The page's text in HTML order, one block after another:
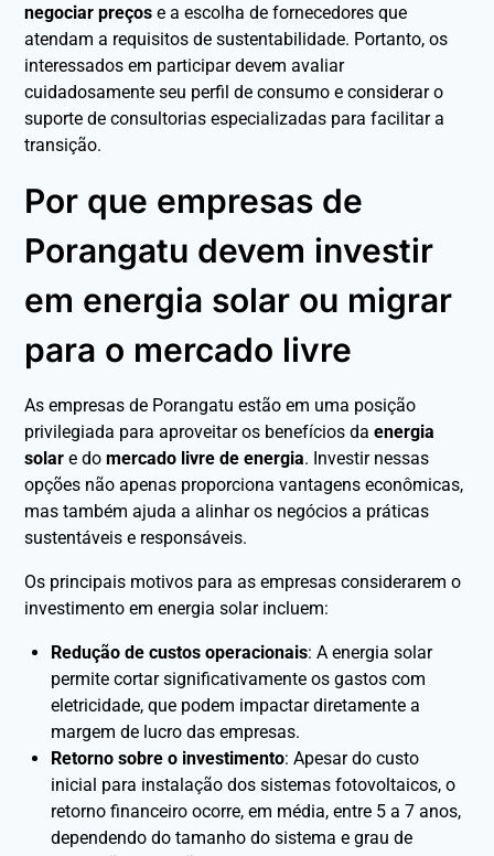
negociar preços e a escolha de fornecedores que
atendam a requisitos de sustentabilidade. Portanto, os
interessados em participar devem avaliar
cuidadosamente seu perfil de consumo e considerar o
suporte de consultorias especializadas para facilitar a
transição.
Por que empresas de
Porangatu devem investir
em energia solar ou migrar
para o mercado livre
As empresas de Porangatu estão em uma posição
privilegiada para aproveitar os benefícios daenergia
solar e domercado livre de energia. Investir nessas
opções não apenas proporciona vantagens econômicas,
mas também ajuda a alinhar os negócios a práticas
sustentáveis e responsáveis.
Os principais motivos para as empresas considerarem o
investimento em energia solar incluem:
Redução de custos operacionais: A energia solar
permite cortar significativamente os gastos com
eletricidade, que podem impactar diretamente a
margem de lucro das empresas.
Retorno sobre o investimento: Apesar do custo
inicial para instalação dos sistemas fotovoltaicos, o
retorno financeiro ocorre, em média, entre 5 a 7 anos,
dependendo do tamanho do sistema e grau de